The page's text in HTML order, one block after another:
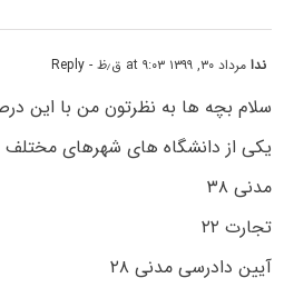
ندامرداد ۳۰, ۱۳۹۹ at ۹:۰۳ ق٫ظ - Reply
سلام بچه ها به نظرتون من با این
یکی از دانشگاه های شهرهای
مدنی ۳۸
تجارت ۲۲
آیین دادرسی مدنی ۲۸